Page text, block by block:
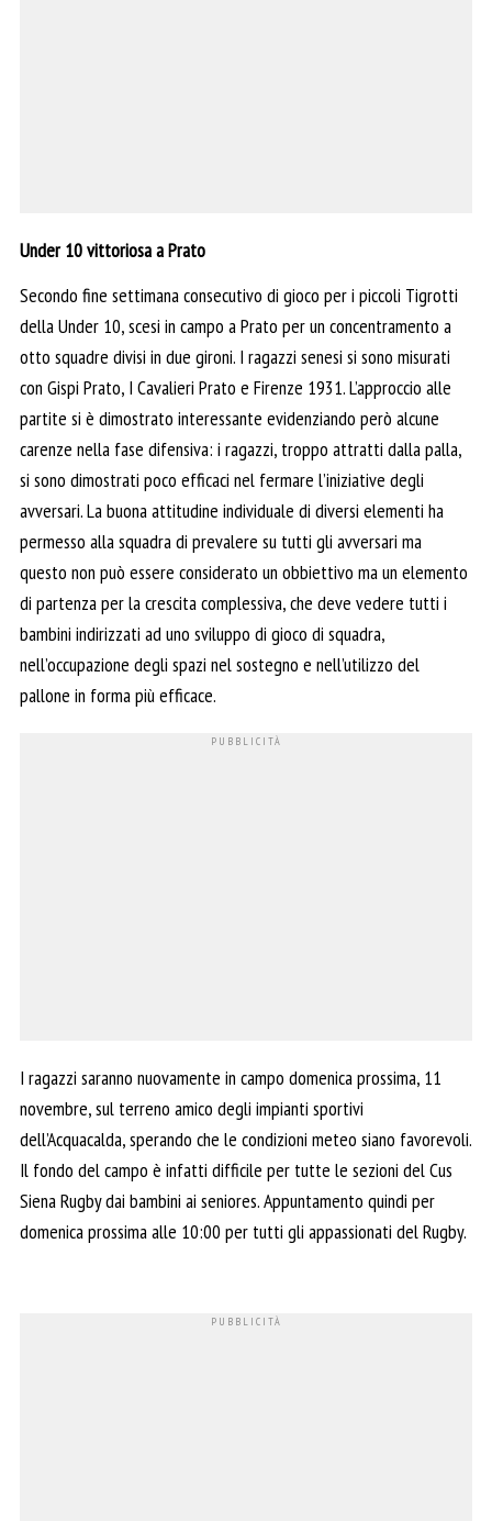
Under 10 vittoriosa a Prato
Secondo fine settimana consecutivo di gioco per i piccoli Tigrotti
della Under 10, scesi in campo a Prato per un concentramento a
otto squadre divisi in due gironi. I ragazzi senesi si sono misurati
con Gispi Prato, I Cavalieri Prato e Firenze 1931. L’approccio alle
partite si è dimostrato interessante evidenziando però alcune
carenze nella fase difensiva: i ragazzi, troppo attratti dalla palla,
si sono dimostrati poco efficaci nel fermare l’iniziative degli
avversari. La buona attitudine individuale di diversi elementi ha
permesso alla squadra di prevalere su tutti gli avversari ma
questo non può essere considerato un obbiettivo ma un elemento
di partenza per la crescita complessiva, che deve vedere tutti i
bambini indirizzati ad uno sviluppo di gioco di squadra,
nell’occupazione degli spazi nel sostegno e nell’utilizzo del
pallone in forma più efficace.
I ragazzi saranno nuovamente in campo domenica prossima, 11
novembre, sul terreno amico degli impianti sportivi
dell’Acquacalda, sperando che le condizioni meteo siano favorevoli.
Il fondo del campo è infatti difficile per tutte le sezioni del Cus
Siena Rugby dai bambini ai seniores. Appuntamento quindi per
domenica prossima alle 10:00 per tutti gli appassionati del Rugby.